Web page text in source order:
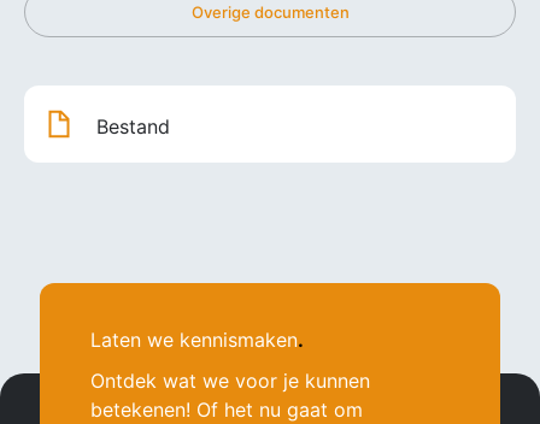
Overige documenten
Bestand
Laten we kennismaken.
Ontdek wat we voor je kunnen
betekenen! Of het nu gaat om